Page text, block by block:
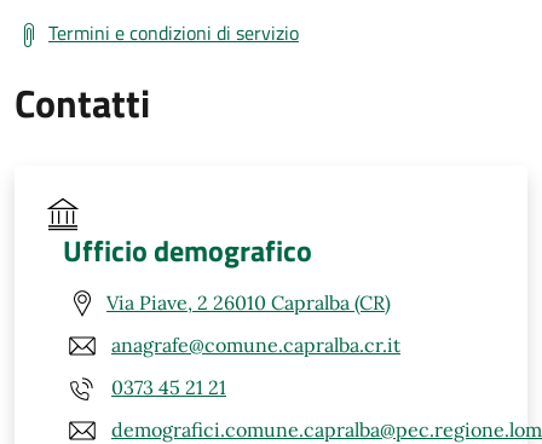
Termini e condizioni di servizio
Contatti
Ufficio demografico
Via Piave, 2 26010 Capralba (CR)
anagrafe@comune.capralba.cr.it
0373 45 21 21